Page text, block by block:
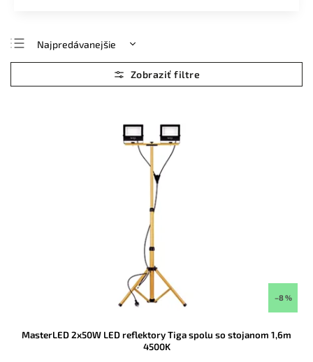
Najpredávanejšie
Najlacnejšie
Najdrahšie
–8 %
MasterLED 2x50W LED reflektory Tiga spolu so stojanom 1,6m
4500K